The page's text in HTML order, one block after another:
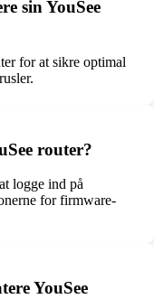
sin YouSee
for at sikre optimal
router?
logge ind på
for firmware-
YouSee